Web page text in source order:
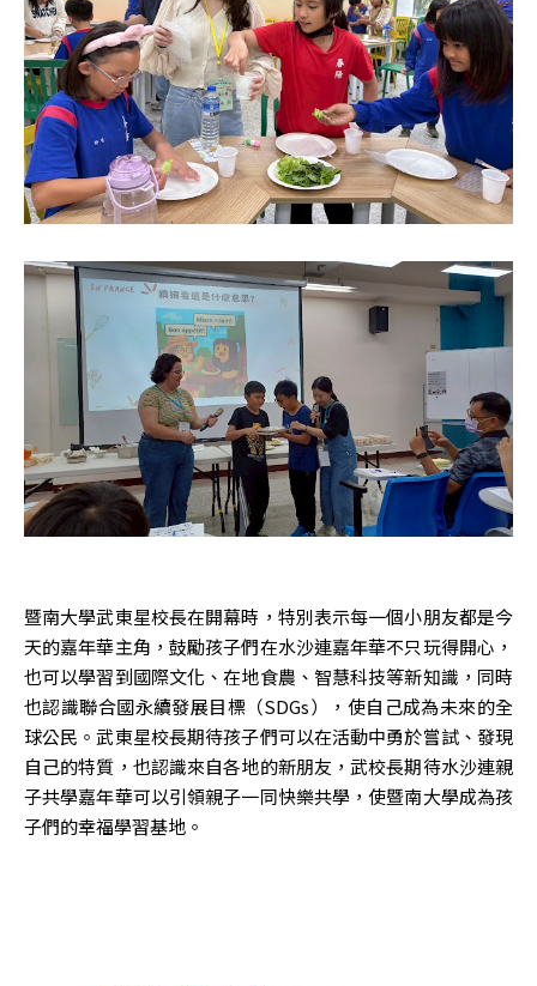
暨南大學武東星校長在開幕時，特別表示每一個小朋友都是今
天的嘉年華主角，鼓勵孩子們在水沙連嘉年華不只玩得開心，
也可以學習到國際文化、在地食農、智慧科技等新知識，同時
也認識聯合國永續發展目標（SDGs），使自己成為未來的全
球公民。武東星校長期待孩子們可以在活動中勇於嘗試、發現
自己的特質，也認識來自各地的新朋友，武校長期待水沙連親
子共學嘉年華可以引領親子一同快樂共學，使暨南大學成為孩
子們的幸福學習基地。